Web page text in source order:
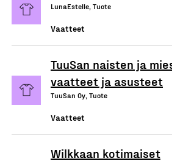
LunaEstelle, Tuote
Vaatteet
TuuSan naisten ja
vaatteet ja asusteet
TuuSan Oy, Tuote
Vaatteet
Wilkkaan kotimaiset